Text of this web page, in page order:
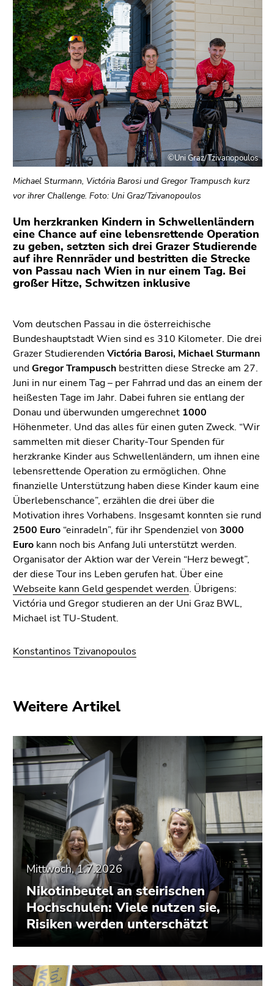
Sie diesen
Link.
Zum
Inhalt
(Zugriffstaste
1)
Zur
Positionsanzeige
(Zugriffstaste
2)
Zur
Hauptnavigation
3)
Zu
den
Zusatzinformationen
(Zugriffstaste
den
Seiteneinstellungen
(Benutzer/Sprache)
(Zugriffstaste
8)
Zur
Suche
(Zugriffstaste
9)
©Uni Graz/Tzivanopoulos
Michael Sturmann, Victória Barosi und Gregor Trampusch kurz
vor ihrer Challenge. Foto: Uni Graz/Tzivanopoulos
Um herzkranken Kindern in Schwellenländern
eine Chance auf eine lebensrettende Operation
zu geben, setzten sich drei Grazer Studierende
auf ihre Rennräder und bestritten die Strecke
von Passau nach Wien in nur einem Tag. Bei
großer Hitze, Schwitzen inklusive
Vom deutschen Passau in die österreichische
Bundeshauptstadt Wien sind es 310 Kilometer. Die drei
Grazer Studierenden Victória Barosi, Michael Sturmann
undGregor Trampusch bestritten diese Strecke am 27.
Juni in nur einem Tag – per Fahrrad und das an einem der
heißesten Tage im Jahr. Dabei fuhren sie entlang der
Donau und überwunden umgerechnet 1000
Höhenmeter. Und das alles für einen guten Zweck. “Wir
sammelten mit dieser Charity-Tour Spenden für
herzkranke Kinder aus Schwellenländern, um ihnen eine
lebensrettende Operation zu ermöglichen. Ohne
finanzielle Unterstützung haben diese Kinder kaum eine
Überlebenschance”, erzählen die drei über die
Motivation ihres Vorhabens. Insgesamt konnten sie rund
2500 Euro “einradeln”, für ihr Spendenziel von 3000
Euro kann noch bis Anfang Juli unterstützt werden.
Organisator der Aktion war der Verein “Herz bewegt”,
der diese Tour ins Leben gerufen hat. Über eine
Webseite kann Geld gespendet werden. Übrigens:
Victória und Gregor studieren an der Uni Graz BWL,
Michael ist TU-Student.
Konstantinos Tzivanopoulos
Weitere Artikel
Mittwoch, 1.7.2026
Nikotinbeutel an steirischen
Hochschulen: Viele nutzen sie,
Risiken werden unterschätzt